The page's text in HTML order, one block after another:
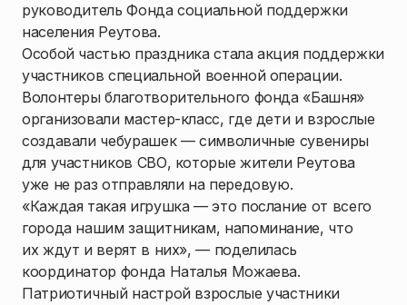
руководитель Фонда социальной поддержки
населения Реутова.
Особой частью праздника стала акция поддержки
участников специальной военной операции.
Волонтеры благотворительного фонда «Башня»
организовали мастер-класс, где дети и взрослые
создавали чебурашек — символичные сувениры
для участников СВО, которые жители Реутова
уже не раз отправляли на передовую.
«Каждая такая игрушка — это послание от всего
города нашим защитникам, напоминание, что
их ждут и верят в них», — поделилась
координатор фонда Наталья Можаева.
Патриотичный настрой взрослые участники